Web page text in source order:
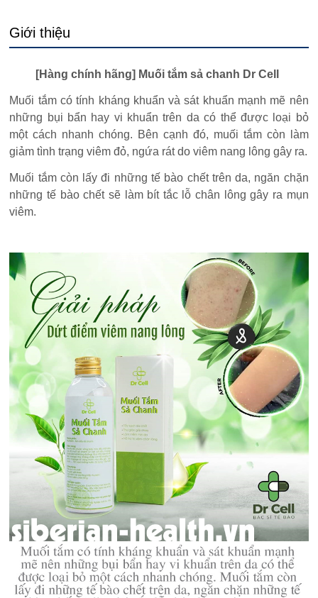
Giới thiệu
[Hàng chính hãng] Muối tắm sả chanh Dr Cell
Muối tắm có tính kháng khuẩn và sát khuẩn mạnh mẽ nên
những bụi bẩn hay vi khuẩn trên da có thể được loại bỏ
một cách nhanh chóng. Bên cạnh đó, muối tắm còn làm
giảm tình trạng viêm đỏ, ngứa rát do viêm nang lông gây ra.
Muối tắm còn lấy đi những tế bào chết trên da, ngăn chặn
những tế bào chết sẽ làm bít tắc lỗ chân lông gây ra mụn
viêm.